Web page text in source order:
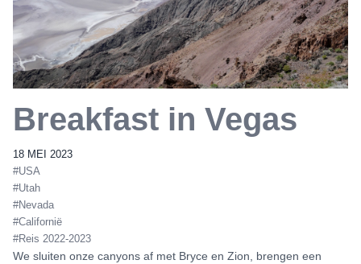
Breakfast in Vegas
18 MEI 2023
#USA
#Utah
#Nevada
#Californië
#Reis 2022-2023
We sluiten onze canyons af met Bryce en Zion, brengen een